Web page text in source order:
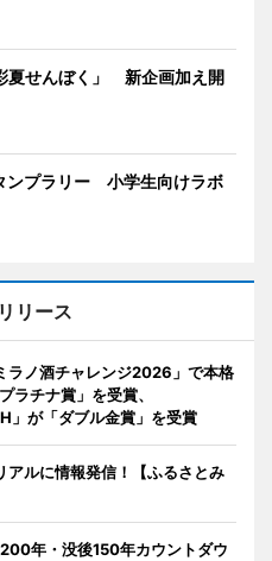
夏せんぼく」 新企画加え開
ンプラリー 小学生向けラボ
リース
ラノ酒チャレンジ2026」で本格
ラチナ賞」を受賞、
」が「ダブル金賞」を受賞
アルに情報発信！【ふるさとみ
年・没後150年カウントダウ